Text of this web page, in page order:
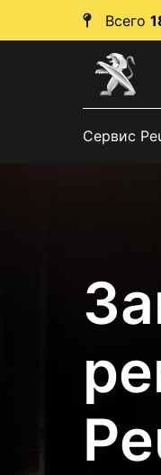
Всего
Сервис